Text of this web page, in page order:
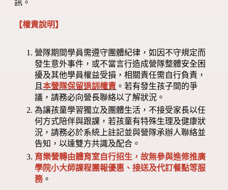
訊。
【權責說明】
營隊期間學員需遵守團體紀律，如因不守規定而
發生意外事件，或不當言行造成營隊整體安全困
擾及其他學員權益受損，相關責任需自行負責，
且本營隊保留退訓權責 。若有發生孩子間的爭
議，請務必向營長聯絡以了解狀況。
為讓孩童學習獨立及團體生活，不接受家長以任
何方式陪伴與跟課，若孩童有特殊生理及健康狀
況，請務必於系統上註記並與營隊承辦人聯絡並
告知，以達雙方共識及配合。
育樂營轉由體育室自行招生，故無參與進修推廣
學院小大師課程團報優惠、接送及代訂餐點等服
務。